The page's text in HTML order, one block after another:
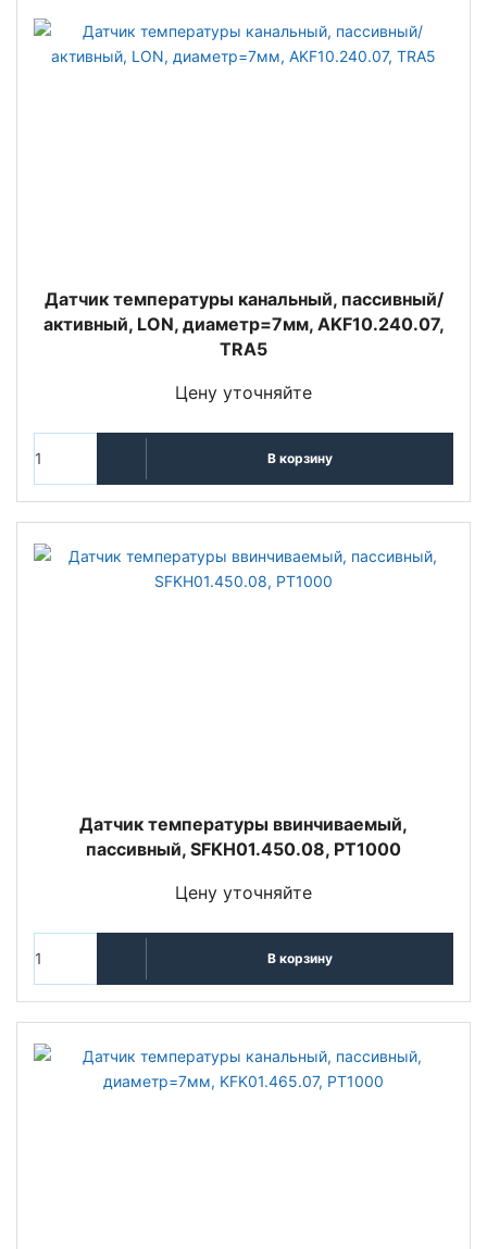
Датчик температуры канальный, пассивный/
активный, LON, диаметр=7мм, AKF10.240.07,
TRA5
Цену уточняйте
В корзину
Датчик температуры ввинчиваемый,
пассивный, SFKH01.450.08, PT1000
Цену уточняйте
В корзину